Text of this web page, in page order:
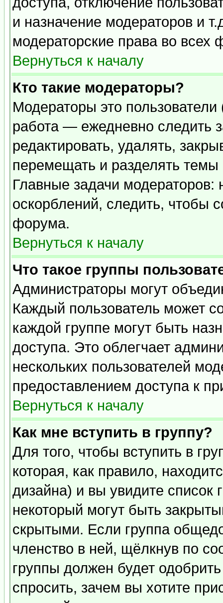
и назначение модераторов и
модераторские права во всех
Вернуться к началу
Кто такие модераторы?
Модераторы это
работа — ежедневно следить
редактировать, удалять,
перемещать и разделять
Главные задачи
оскорблений, следить, чтобы
форума.
Вернуться к началу
Что такое группы
Администраторы могут
Каждый пользователь может
каждой группе могут быть
доступа. Это облегчает
нескольких пользователей
предоставлением доступа к
Вернуться к началу
Как мне вступить в группу?
Для того, чтобы вступить в
которая, как правило,
дизайна) и вы увидите список
некоторый могут быть
скрытыми. Если группа
членство в ней, щёлкнув по
группы должен будет
спросить, зачем вы хотите